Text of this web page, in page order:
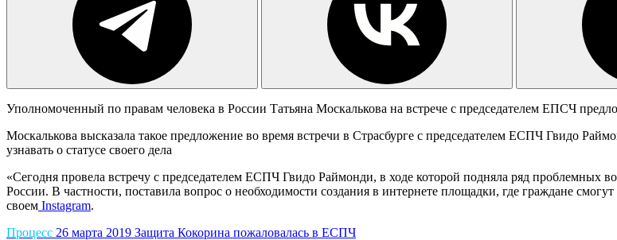
Уполномоченный по правам человека в России Татьяна Москалькова на встрече с председателем ЕПСЧ
Москалькова высказала такое предложение во время встречи в Страсбурге с председателем ЕСПЧ Гвидо
узнавать о статусе своего дела
«Сегодня провела встречу с председателем ЕСПЧ Гвидо Раймонди, в ходе которой подняла ряд
России. В частности, поставила вопрос о необходимости создания в интернете площадки, где граждане
своем Instagram.
Процесс 26 марта 2019 Защита Кокорина пожаловалась в ЕСПЧ